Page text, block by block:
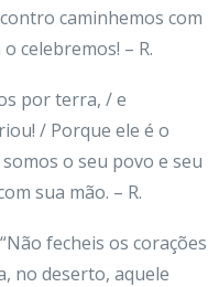
caminhemos com
celebremos! – R.
por terra, / e
/ Porque ele é o
o seu povo e seu
sua mão. – R.
fecheis os corações
no deserto, aquele